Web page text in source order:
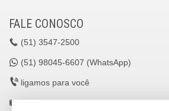
FALE CONOSCO
(51) 3547-2500
(51) 98045-6607 (WhatsApp)
ligamos para você
lavilleimoveisltda@gmail.com